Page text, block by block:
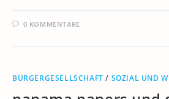
0 KOMMENTARE
BÜRGERGESELLSCHAFT / SOZIAL UND